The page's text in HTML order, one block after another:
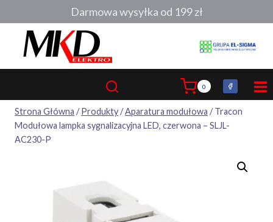
do
0
Strona Główna / Produkty/Aparatura modułowa / Tracon
Modułowa lampka sygnalizacyjna LED, czerwona – SLJL-
AC230-P
Darmowa wysyłka od 199 zł